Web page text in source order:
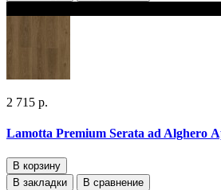
2 715 р.
Lamotta Premium Serata ad Alghero
В корзину
В закладки
В сравнение